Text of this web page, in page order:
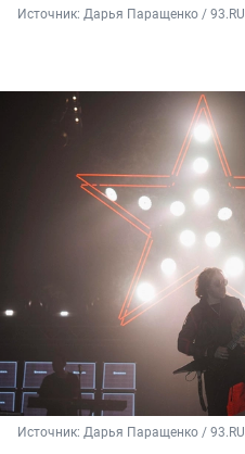
Источник: Дарья Паращенко / 93.RU
Источник: Дарья Паращенко / 93.RU